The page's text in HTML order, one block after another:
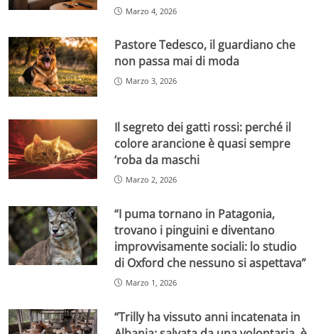
Marzo 4, 2026
Pastore Tedesco, il guardiano che
non passa mai di moda
Marzo 3, 2026
Il segreto dei gatti rossi: perché il
colore arancione è quasi sempre
‘roba da maschi
Marzo 2, 2026
“I puma tornano in Patagonia,
trovano i pinguini e diventano
improvvisamente sociali: lo studio
di Oxford che nessuno si aspettava”
Marzo 1, 2026
“Trilly ha vissuto anni incatenata in